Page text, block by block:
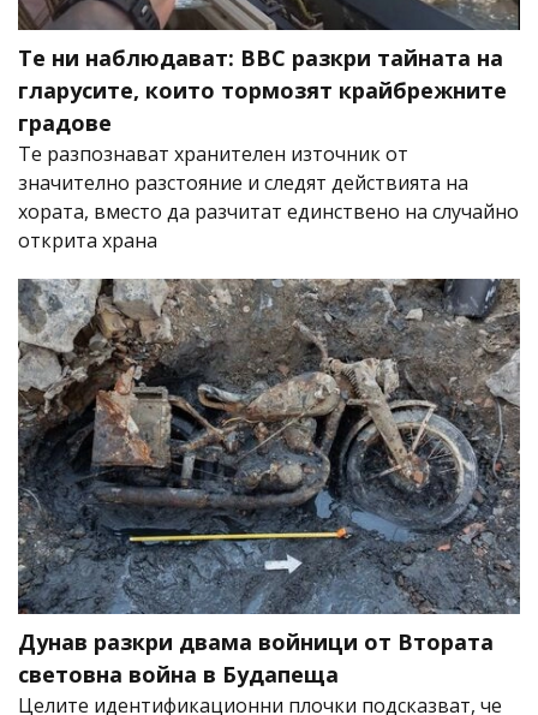
Те ни наблюдават: BBC разкри тайната на
гларусите, които тормозят крайбрежните
градове
Те разпознават хранителен източник от
значително разстояние и следят действията на
хората, вместо да разчитат единствено на случайно
открита храна
Дунав разкри двама войници от Втората
световна война в Будапеща
Целите идентификационни плочки подсказват, че